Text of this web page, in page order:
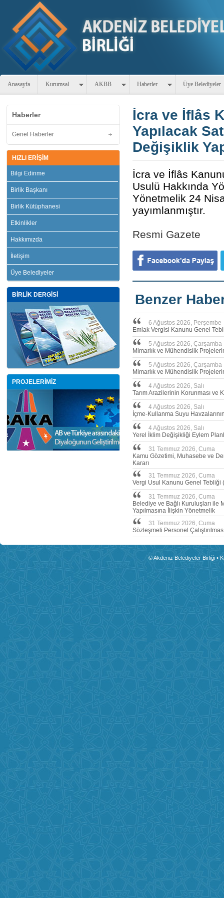
Anasayfa Kurumsal AKBB Haberler Üye Belediyeler
Haberler
Genel Haberler
HIZLI ERİŞİM
Bilgi Edinme
Birlik Başkanı
Birlik Kütüphanesi
Etkinlikler
Hakkımızda
İletişim
Üye Belediyeler
BİRLİK DERGİSİ
PROJELERİMİZ
İcra ve İflâs
Yapılacak
Değişiklik
İcra ve İflâs
Usulü Hakkında
Yönetmelik 24
yayımlanmıştır.
Resmi Gazete
Benzer
6 Ağustos 2026, Perşembe
Emlak Vergisi Kanunu Genel
5 Ağustos 2026, Çarşamba
Mimarlık ve Mühendislik
5 Ağustos 2026, Çarşamba
Mimarlık ve Mühendislik
4 Ağustos 2026, Salı
Tarım Arazilerinin Korunması ve
4 Ağustos 2026, Salı
İçme-Kullanma Suyu
4 Ağustos 2026, Salı
Yerel İklim Değişikliği Eylem
31 Temmuz 2026, Cuma
Kamu Gözetimi, Muhasebe ve
Kararı
31 Temmuz 2026, Cuma
Vergi Usul Kanunu Genel Tebliği
31 Temmuz 2026, Cuma
Belediye ve Bağlı Kuruluşları
Yapılmasına İlişkin Yönetmelik
31 Temmuz 2026, Cuma
Sözleşmeli Personel
© Akdeniz Belediyeler Birliği •